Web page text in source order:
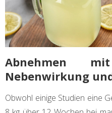
Abnehmen
Nebenwirkung
Obwohl einige Studien eine